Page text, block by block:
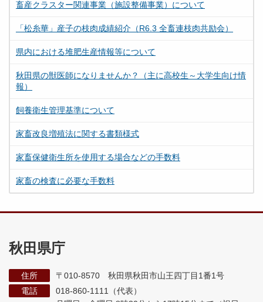
畜産クラスター関連事業（施設整備事業）について
「松糸華」産子の枝肉成績紹介（R6.3 全畜連枝肉共励会）
県内における堆肥生産情報等について
秋田県の獣医師になりませんか？（主に高校生～大学生向け情
報）
飼養衛生管理基準について
家畜改良増殖法に関する書類様式
家畜保健衛生所を使用する場合などの手数料
家畜の検査に必要な手数料
秋田県庁
住所
〒010-8570 秋田県秋田市山王四丁目1番1号
電話
018-860-1111（代表）